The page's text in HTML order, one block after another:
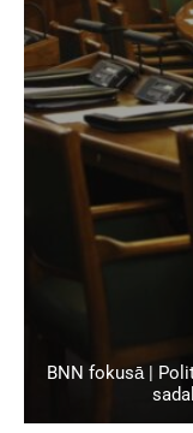
BNN fokusā |